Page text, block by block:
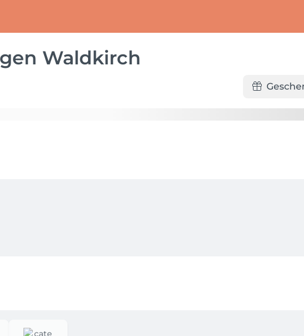
Waldkirch
gefragt, die wird nur hinterlegt.
Gutschein einlösen.
wenn ihr zu kurzfristig absagt